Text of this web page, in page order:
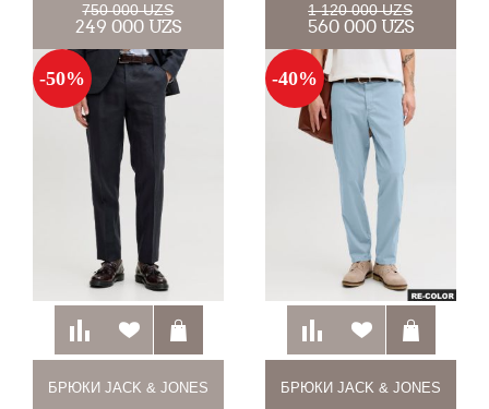
750 000 UZS
249 000 UZS
1 120 000 UZS
560 000 UZS
-50%
БРЮКИ JACK & JONES
-40%
БРЮКИ JACK & JONES